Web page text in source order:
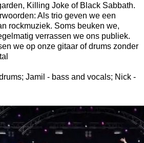
Killing Joke of Black Sabbath.
Als trio geven we een
rockmuziek. Soms beuken we,
verrassen we ons publiek.
we op onze gitaar of drums zonder
Jamil - bass and vocals; Nick -